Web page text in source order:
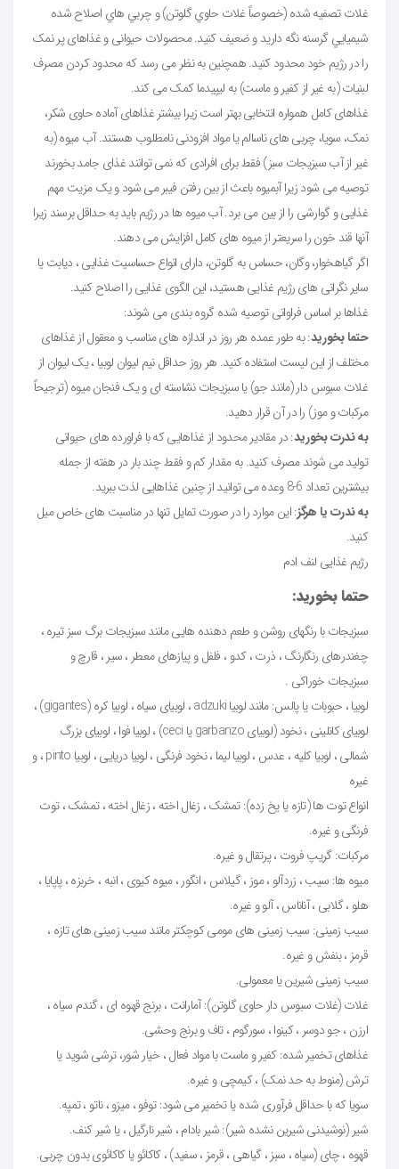
غلات تصفيه شده (خصوصاً غلات حاوي گلوتن) و چربي هاي اصلاح شده
شيميايي گرسنه نگه دارید و ضعیف کنید. محصولات حیوانی و غذاهای پر نمک
را در رژیم خود محدود کنید. همچنین به نظر می رسد که محدود کردن مصرف
لبنیات (به غیر از کفیر و ماست) به لیپیدما کمک می کند.
غذاهای کامل همواره انتخابی بهتر است زیرا بیشتر غذاهای آماده حاوی شکر،
نمک، سویا، چربی های ناسالم یا مواد افزودنی نامطلوب هستند. آب میوه (به
غیر از آب سبزیجات سبز) فقط برای افرادی که نمی توانند غذای جامد بخورند
توصیه می شود زیرا آبمیوه باعث از بین رفتن فیبر می شود و یک مزیت مهم
غذایی و گوارشی را از بین می برد. آب میوه ها در رژیم باید به حداقل برسند زیرا
آنها قند خون را سریعتر از میوه های کامل افزایش می دهند.
اگر گیاهخوار، وگان، حساس به گلوتن، دارای انواع حساسیت غذایی ، دیابت یا
سایر نگرانی های رژیم غذایی هستید، این الگوی غذایی را اصلاح کنید.
غذاها بر اساس فراوانی توصیه شده گروه بندی می شوند:
حتما بخورید: به طور عمده هر روز در اندازه های مناسب و معقول از غذاهای
مختلف از این لیست استفاده کنید. هر روز حداقل نیم لیوان لوبیا ، یک لیوان از
غلات سبوس دار (مانند جو) یا سبزیجات نشاسته ای و یک فنجان میوه (ترجیحاً
مرکبات و موز) را در آن قرار دهید.
به ندرت بخورید: در مقادیر محدود از غذاهایی که با فراورده های حیوانی
تولید می شوند مصرف کنید. به مقدار کم و فقط چند بار در هفته از جمله
بیشترین تعداد 6-8 وعده می توانید از چنین غذاهایی لذت ببرید.
به ندرت یا هرگز: این موارد را در صورت تمایل تنها در مناسبت های خاص میل
کنید.
رژیم غذایی لنف ادم
حتما بخورید:
سبزیجات با رنگهای روشن و طعم دهنده هایی مانند سبزیجات برگ سبز تیره ،
چغندرهای رنگارنگ ، ذرت ، کدو ، فلفل و پیازهای معطر ، سیر ، قارچ و
سبزیجات خوراکی .
لوبیا ، حبوبات یا پالس: مانند لوبیا adzuki ، لوبیای سیاه ، لوبیا کره (gigantes) ،
لوبیای کانلینی ، نخود (لوبیای garbanzo یا ceci) ، لوبیا فوا ، لوبیای بزرگ
شمالی ، لوبیا کلیه ، عدس ، لوبیا لیما ، نخود فرنگی ، لوبیا دریایی ، لوبیا pinto ، و
غیره
انواع توت ها (تازه یا یخ زده): تمشک ، زغال اخته ، زغال اخته ، تمشک ، توت
فرنگی و غیره.
مرکبات: گریپ فروت ، پرتقال و غیره.
میوه ها: سیب ، زردآلو ، موز ، گیلاس ، انگور ، میوه کیوی ، انبه ، خربزه ، پاپایا ،
هلو ، گلابی ، آناناس ، آلو و غیره.
سیب زمینی: سیب زمینی های مومی کوچکتر مانند سیب زمینی های تازه ،
قرمز ، بنفش و غیره.
سیب زمینی شیرین یا معمولی.
غلات (غلات سبوس دار حاوی گلوتن): آمارانت ، برنج قهوه ای ، گندم سیاه ،
ارزن ، جو دوسر ، کینوا ، سورگوم ، تاف و برنج وحشی.
غذاهای تخمیر شده: کفیر و ماست با مواد فعال ، خیار شور، ترشی شوید یا
ترش (منوط به حد نمک) ، کیمچی و غیره.
سویا که با حداقل فرآوری شده یا تخمیر می شود: توفو ، میزو ، ناتو ، تمپه.
شیر (نوشیدنی شیرین نشده شیر): شیر بادام ، شیر نارگیل ، یا شیر کنف.
قهوه ، چای (سیاه ، سبز ، گیاهی ، قرمز ، سفید) ، کاکائو یا کاکائوی بدون چربی.